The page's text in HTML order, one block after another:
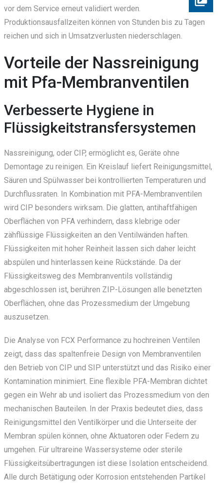
vor dem Service erneut validiert werden.
Produktionsausfallzeiten können von Stunden bis zu Tagen
reichen und sich in Umsatzverlusten niederschlagen.
Vorteile der Nassreinigung
mit Pfa-Membranventilen
Verbesserte Hygiene in
Flüssigkeitstransfersystemen
Nassreinigung, oder CIP, ermöglicht es, Geräte ohne
Demontage zu reinigen. Ein Kreislauf liefert Reinigungsmittel,
Säuren und Spülwasser bei kontrollierten Temperaturen und
Durchflussraten. In Kombination mit PFA-Membranventilen
wird CIP besonders wirksam. Die glatten, antihaftfähigen
Oberflächen von PFA verhindern, dass klebrige oder
zähflüssige Flüssigkeiten an den Ventilwänden haften.
Flüssigkeiten mit hoher Reinheit lassen sich daher leicht
abspülen und hinterlassen keine Rückstände. Da der
Flüssigkeitsweg des Membranventils vollständig
abgeschlossen ist, berühren ZIP-Lösungen alle benetzten
Oberflächen, ohne das Prozessmedium der Umgebung
auszusetzen.
Die Analyse von FCX Performance zu hochreinen Ventilen
zeigt, dass das spaltenfreie Design von Membranventilen
den Betrieb von CIP und SIP unterstützt und das Risiko einer
Kontamination minimiert. Eine flexible PFA-Membran dichtet
gegen ein Wehr ab und isoliert das Prozessmedium von den
mechanischen Bauteilen. In der Praxis bedeutet dies, dass
Reinigungsmittel den Ventilkörper und die Unterseite der
Membran spülen können, ohne Aktuatoren oder Federn zu
umgehen. Für ultrareine Wassersysteme oder sterile
Flüssigkeitsübertragungen ist diese Isolation entscheidend.
Alle durch Betätigung oder Korrosion entstehenden Partikel